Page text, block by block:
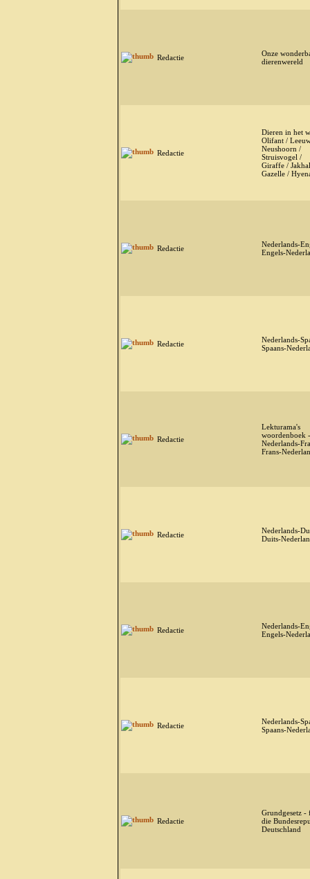
Redactie
Onze
dierenwereld
Redactie
Dieren in het
Olifant /
Neushoorn /
Struisvogel /
Giraffe /
Gazelle /
Redactie
Nederlands-
Engels-
Redactie
Nederlands-
Spaans-
Redactie
Lekturama's
woordenboek -
Nederlands-
Frans-
Redactie
Nederlands-
Duits-
Redactie
Nederlands-
Engels-
Redactie
Nederlands-
Spaans-
Redactie
Grundgesetz -
die
Deutschland